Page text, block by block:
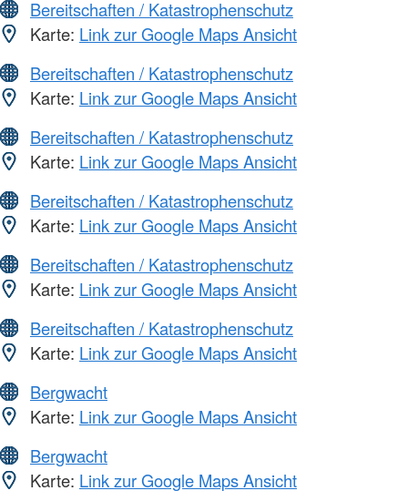
Bereitschaften / Katastrophenschutz
Karte: Link zur Google Maps Ansicht
Bereitschaften / Katastrophenschutz
Karte: Link zur Google Maps Ansicht
Bereitschaften / Katastrophenschutz
Karte: Link zur Google Maps Ansicht
Bereitschaften / Katastrophenschutz
Karte: Link zur Google Maps Ansicht
Bereitschaften / Katastrophenschutz
Karte: Link zur Google Maps Ansicht
Bereitschaften / Katastrophenschutz
Karte: Link zur Google Maps Ansicht
Bergwacht
Karte: Link zur Google Maps Ansicht
Bergwacht
Karte: Link zur Google Maps Ansicht